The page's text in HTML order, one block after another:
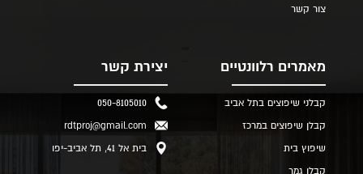
צור קשר
מאמרים רלוונטיים
קבלני שיפוצים בתל אביב
קבלן שיפוצים במרכז
שיפוץ בית
קבלן גמר
יצירת קשר
050-8105010
rdtproj@gmail.com
בית אל 41, תל אביב-יפו